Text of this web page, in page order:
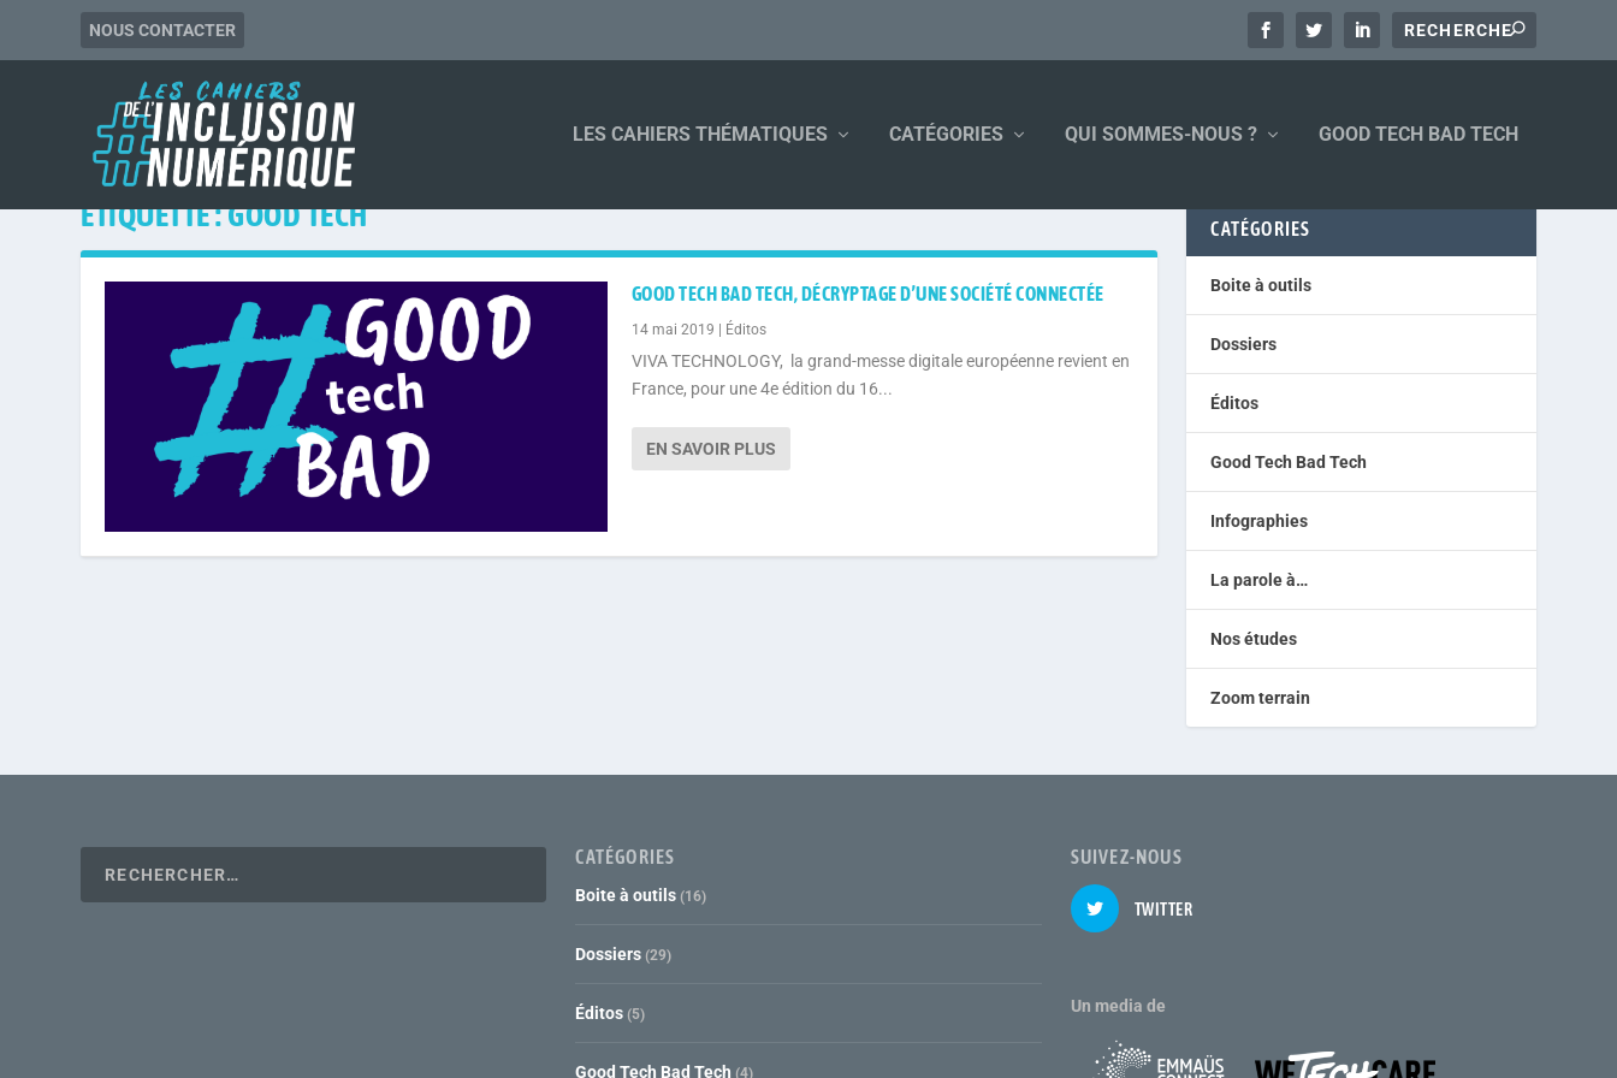
NOUS CONTACTER
LES CAHIERS THÉMATIQUES CATÉGORIES QUI SOMMES-NOUS ? GOOD TECH BAD TECH
ÉTIQUETTE :GOOD TECH
GOOD TECH BAD TECH, DÉCRYPTAGE D’UNE SOCIÉTÉ CONNECTÉE
14 mai 2019 Éditos
VIVA TECHNOLOGY, la grand-messe digitale européenne revient en
France, pour une 4e édition du 16...
EN SAVOIR PLUS
CATÉGORIES
Boite à outils
Dossiers
Éditos
Good Tech Bad Tech
Infographies
La parole à…
Nos études
Zoom terrain
CATÉGORIES
Boite à outils (16)
Dossiers (29)
Éditos (5)
Good Tech Bad Tech (4)
SUIVEZ-NOUS
TWITTER
Un media de